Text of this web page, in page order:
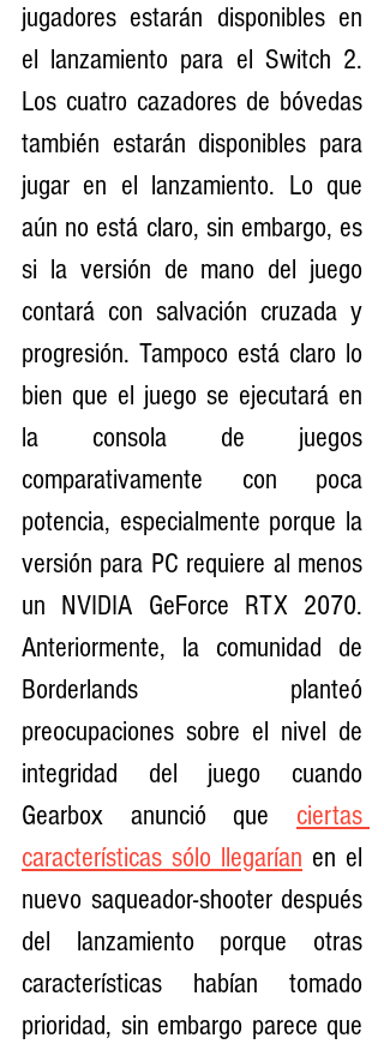
jugadores estarán disponibles en
el lanzamiento para el Switch 2.
Los cuatro cazadores de bóvedas
también estarán disponibles para
jugar en el lanzamiento. Lo que
aún no está claro, sin embargo, es
si la versión de mano del juego
contará con salvación cruzada y
progresión. Tampoco está claro lo
bien que el juego se ejecutará en
la consola de juegos
comparativamente con poca
potencia, especialmente porque la
versión para PC requiere al menos
un NVIDIA GeForce RTX 2070.
Anteriormente, la comunidad de
Borderlands planteó
preocupaciones sobre el nivel de
integridad del juego cuando
Gearbox anunció que ciertas
características sólo llegarían en el
nuevo saqueador-shooter después
del lanzamiento porque otras
características habían tomado
prioridad, sin embargo parece que